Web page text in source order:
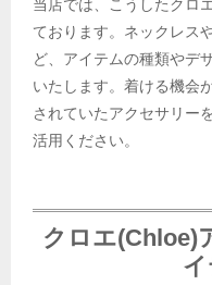
当店では、こうしたクロ
ております。ネックレス
ど、アイテムの種類やデ
いたします。着ける機会
されていたアクセサリー
活用ください。
クロエ(Chloe)